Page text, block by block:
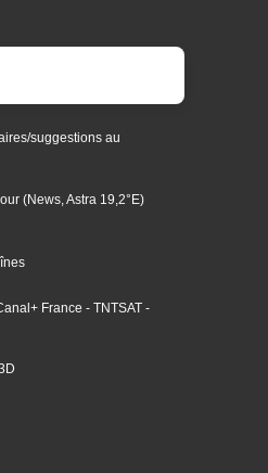
suggestions au
(News, Astra 19,2°E)
France - TNTSAT -